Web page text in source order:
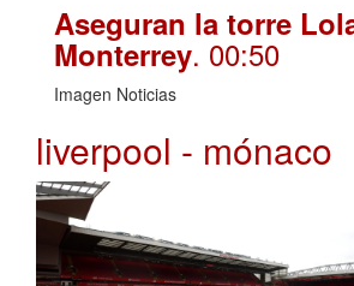
Aseguran la torre
Monterrey. 00:50
Imagen Noticias
liverpool - mónaco